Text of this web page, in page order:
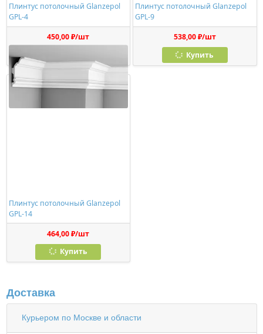
Плинтус потолочный Glanzepol
GPL-4
450,00 ₽/шт
Плинтус потолочный Glanzepol
GPL-9
538,00 ₽/шт
Купить
Плинтус потолочный Glanzepol
GPL-14
464,00 ₽/шт
Купить
Доставка
Курьером по Москве и области